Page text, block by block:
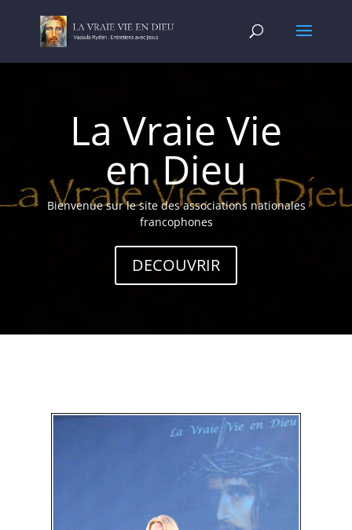
La Vraie Vie
en Dieu
Bienvenue sur le site des associations nationales
francophones
DECOUVRIR